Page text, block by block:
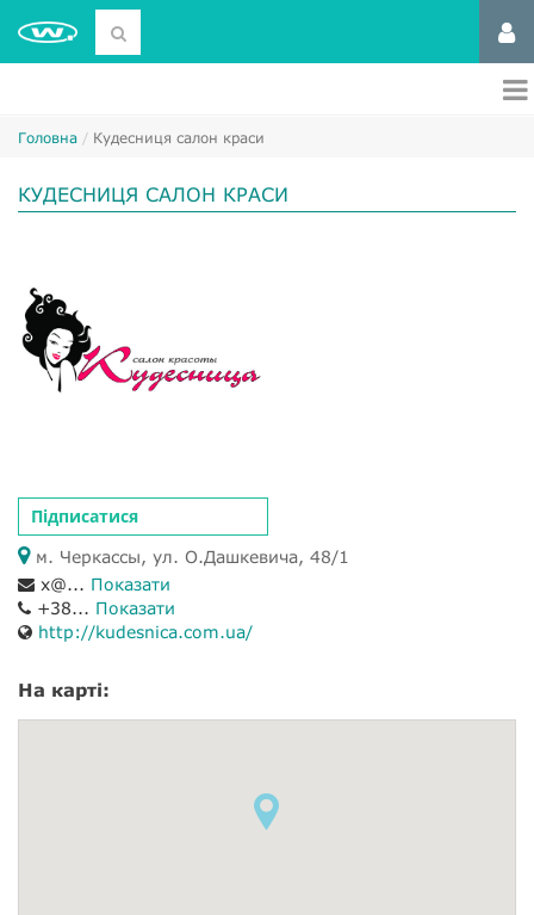
Головна Кудесниця салон краси
КУДЕСНИЦЯ САЛОН КРАСИ
Підписатися
м. Черкассы, ул. О.Дашкевича, 48/1
x@... Показати
+38... Показати
http://kudesnica.com.ua/
На карті: